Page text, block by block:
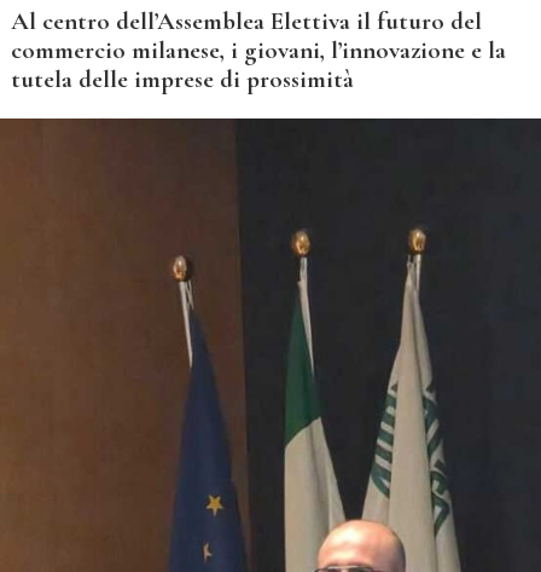
Al centro dell’Assemblea Elettiva il futuro del
commercio milanese, i giovani, l’innovazione e la
tutela delle imprese di prossimità